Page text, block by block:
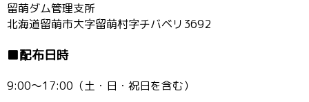
留萌ダム管理支所
北海道留萌市大字留萌村字チバベリ3692
■配布日時
9:00〜17:00（土・日・祝日を含む）